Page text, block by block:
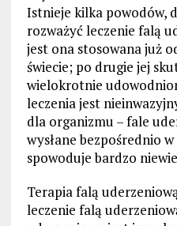
Istnieje kilka powodów,
rozważyć leczenie falą
jest ona stosowana już
świecie; po drugie jej
wielokrotnie
leczenia jest
dla organizmu – fale
wysłane bezpośrednio
spowoduje bardzo
Terapia falą
leczenie falą